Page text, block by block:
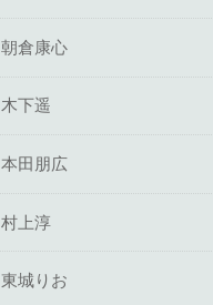
朝倉康心
木下遥
本田朋広
村上淳
東城りお